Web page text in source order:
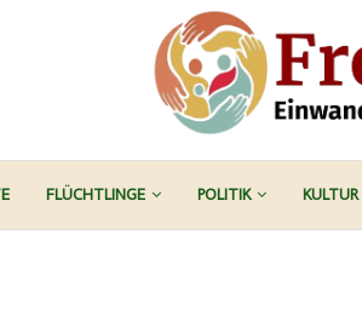
FLÜCHTLINGE POLITIK KULTUR